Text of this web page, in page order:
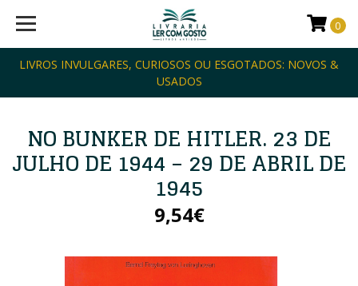
LIVROS INVULGARES, CURIOSOS OU ESGOTADOS: NOVOS &
USADOS
0
NO BUNKER DE HITLER. 23 DE
JULHO DE 1944 – 29 DE ABRIL DE
1945
9,54€